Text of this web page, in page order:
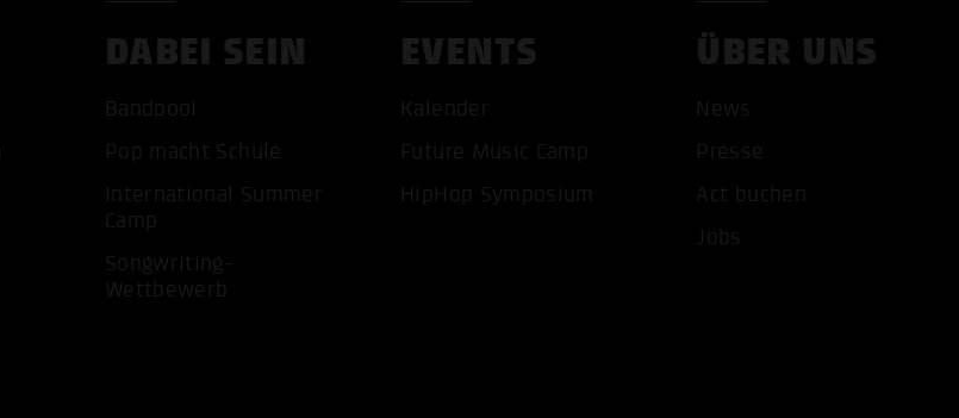
DABEI SEIN
Bandpool
Pop macht Schule
International Summer
Camp
Songwriting-
Wettbewerb
EVENTS
Kalender
Future Music Camp
HipHop Symposium
ÜBER UNS
News
Presse
Act buchen
Jobs